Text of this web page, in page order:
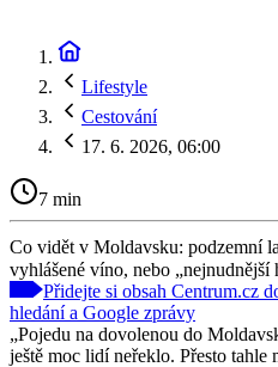
Lifestyle
Cestování
17. 6. 2026, 06:00
7 min
Co vidět v Moldavsku: podzemní
vyhlášené víno, nebo „nejnudnější
Přidejte si obsah Centrum.cz
hledání a Google zprávy
„Pojedu na dovolenou do
ještě moc lidí neřeklo. Přesto tahle